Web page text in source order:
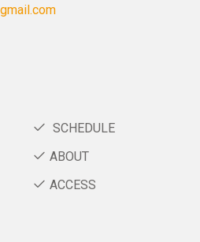
SCHEDULE
ABOUT
ACCESS